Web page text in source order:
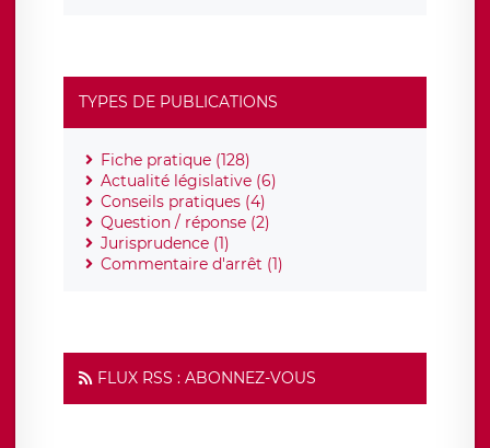
TYPES DE PUBLICATIONS
Fiche pratique (128)
Actualité législative (6)
Conseils pratiques (4)
Question / réponse (2)
Jurisprudence (1)
Commentaire d'arrêt (1)
FLUX RSS : ABONNEZ-VOUS